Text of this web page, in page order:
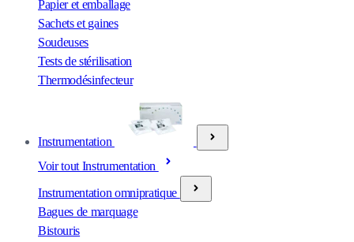
Papier et emballage
Sachets et gaines
Soudeuses
Tests de stérilisation
Thermodésinfecteur
Instrumentation
Voir tout Instrumentation
Instrumentation omnipratique
Bagues de marquage
Bistouris